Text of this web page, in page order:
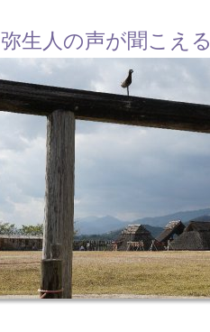
弥生人の声が聞こえ